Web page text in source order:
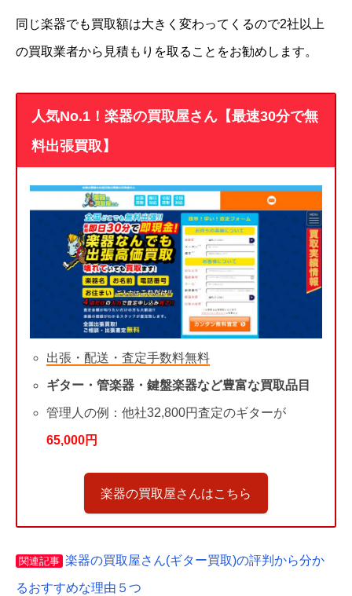
同じ楽器でも買取額は大きく変わってくるので2社以上
の買取業者から見積もりを取ることをお勧めします。
人気No.1！楽器の買取屋さん【最速30分で無
料出張買取】
出張・配送・査定手数料無料
ギター・管楽器・鍵盤楽器など豊富な買取品目
管理人の例：他社32,800円査定のギターが
65,000円
楽器の買取屋さんはこちら
関連記事 楽器の買取屋さん(ギター買取)の評判から分か
るおすすめな理由５つ